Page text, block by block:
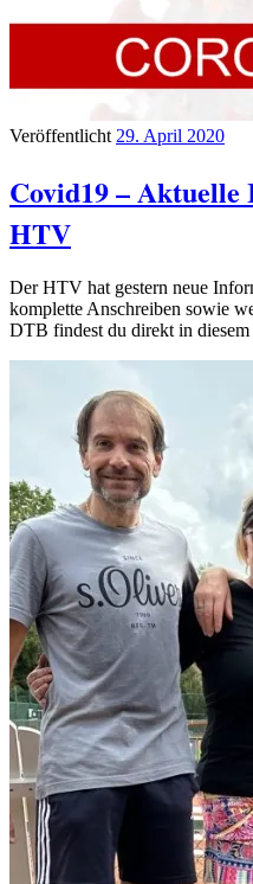
Veröffentlicht 29. April 2020
Covid19 –
HTV
Der HTV hat gestern neue
komplette Anschreiben sowie
DTB findest du direkt in